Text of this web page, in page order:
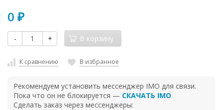
0 ₽
- + В корзину
К сравнению В избранное
Рекомендуем установить мессенджер IMO для связи.
Пока что он не блокируется — СКАЧАТЬ IMO
Сделать заказ через мессенджеры: